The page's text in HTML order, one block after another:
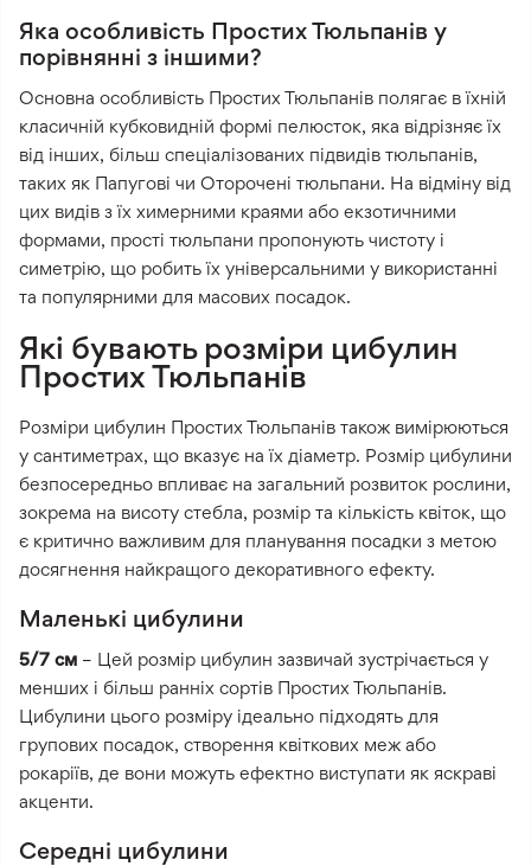
Яка особливість Простих Тюльпанів у
порівнянні з іншими?
Основна особливість Простих Тюльпанів полягає в їхній
класичній кубковидній формі пелюсток, яка відрізняє їх
від інших, більш спеціалізованих підвидів тюльпанів,
таких як Папугові чи Оторочені тюльпани. На відміну від
цих видів з їх химерними краями або екзотичними
формами, прості тюльпани пропонують чистоту і
симетрію, що робить їх універсальними у використанні
та популярними для масових посадок.
Які бувають розміри цибулин
Простих Тюльпанів
Розміри цибулин Простих Тюльпанів також вимірюються
у сантиметрах, що вказує на їх діаметр. Розмір цибулини
безпосередньо впливає на загальний розвиток рослини,
зокрема на висоту стебла, розмір та кількість квіток, що
є критично важливим для планування посадки з метою
досягнення найкращого декоративного ефекту.
Маленькі цибулини
5/7 см – Цей розмір цибулин зазвичай зустрічається у
менших і більш ранніх сортів Простих Тюльпанів.
Цибулини цього розміру ідеально підходять для
групових посадок, створення квіткових меж або
рокаріїв, де вони можуть ефектно виступати як яскраві
акценти.
Середні цибулини